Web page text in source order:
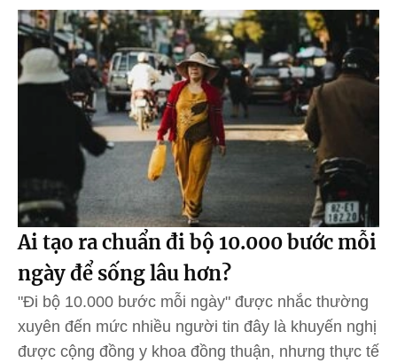
Ai tạo ra chuẩn đi bộ 10.000 bước mỗi
ngày để sống lâu hơn?
"Đi bộ 10.000 bước mỗi ngày" được nhắc thường
xuyên đến mức nhiều người tin đây là khuyến nghị
được cộng đồng y khoa đồng thuận, nhưng thực tế